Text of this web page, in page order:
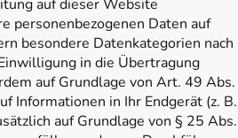
auf dieser Website
personenbezogenen Daten auf
besondere Datenkategorien nach
in die Übertragung
auf Grundlage von Art. 49 Abs.
Informationen in Ihr Endgerät (z. B.
auf Grundlage von § 25 Abs.